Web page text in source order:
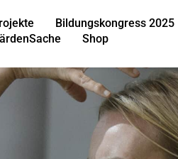
Bildungskongress 2025
Shop